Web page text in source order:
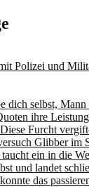
Polizei und
dich selbst, Mann
ihre
Furcht
Glibber im
ein in die
und landet
das